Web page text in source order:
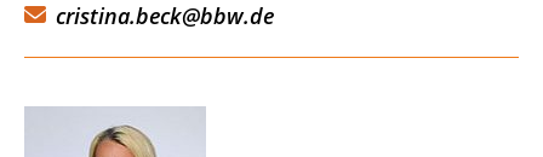
cristina.beck@bbw.de